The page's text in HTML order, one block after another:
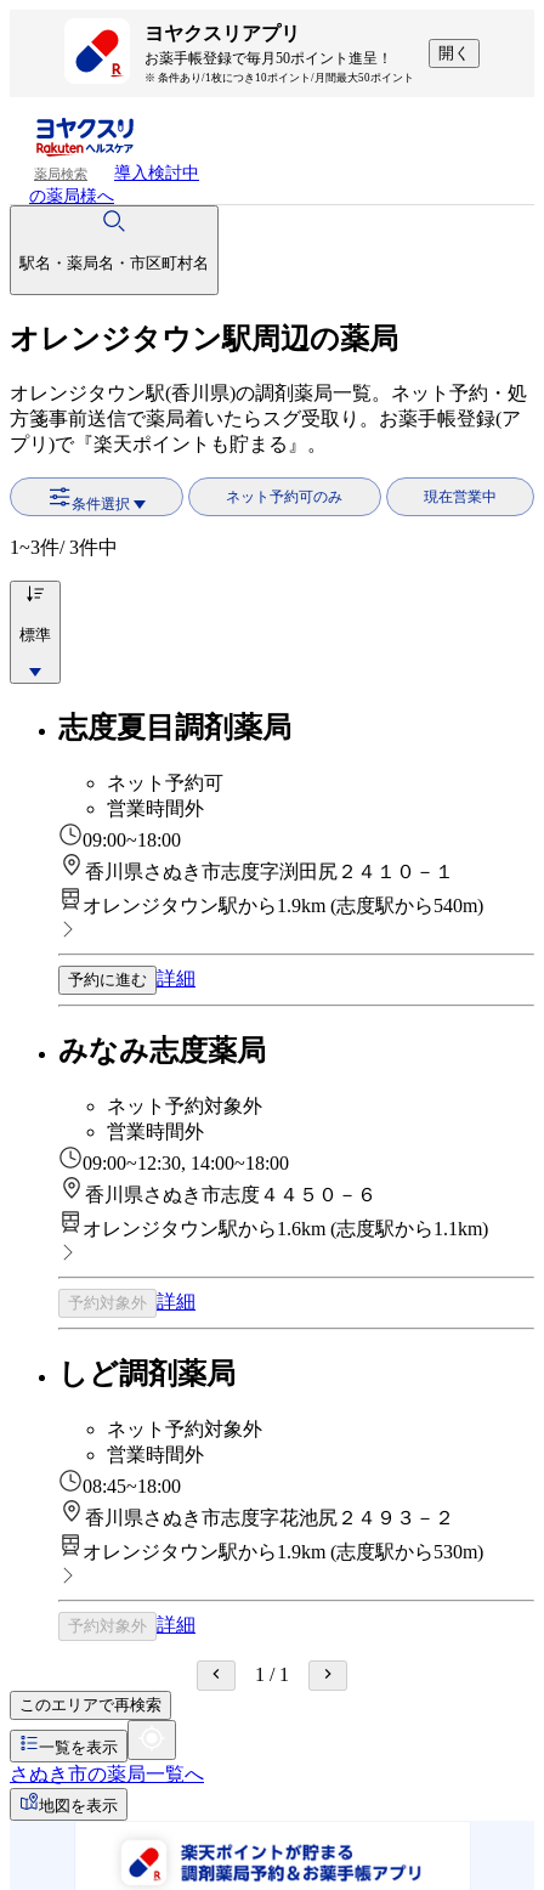
ヨヤクスリアプリ
お薬手帳登録で毎月50ポイント進呈！
※ 条件あり/1枚につき10ポイント/月間最大50ポイント
開く
薬局検索
導入検討中
の薬局様へ
駅名・薬局名・市区町村名
オレンジタウン駅周辺の薬局
オレンジタウン駅(香川県)の調剤薬局一覧。ネット予約・処
方箋事前送信で薬局着いたらスグ受取り。お薬手帳登録(ア
プリ)で『楽天ポイントも貯まる』。
条件選択 ネット予約可のみ 現在営業中
1~3件/ 3件中
標準
志度夏目調剤薬局
ネット予約可
営業時間外
09:00~18:00
香川県さぬき市志度字渕田尻２４１０－１
オレンジタウン駅から1.9km (志度駅から540m)
予約に進む 詳細
みなみ志度薬局
ネット予約対象外
営業時間外
09:00~12:30, 14:00~18:00
香川県さぬき市志度４４５０－６
オレンジタウン駅から1.6km (志度駅から1.1km)
予約対象外 詳細
しど調剤薬局
ネット予約対象外
営業時間外
08:45~18:00
香川県さぬき市志度字花池尻２４９３－２
オレンジタウン駅から1.9km (志度駅から530m)
予約対象外 詳細
1 / 1
このエリアで再検索
一覧を表示
さぬき市の薬局一覧へ
地図を表示